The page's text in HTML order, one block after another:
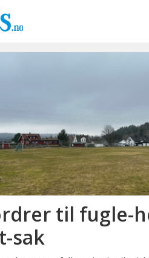
til fugle-
sak